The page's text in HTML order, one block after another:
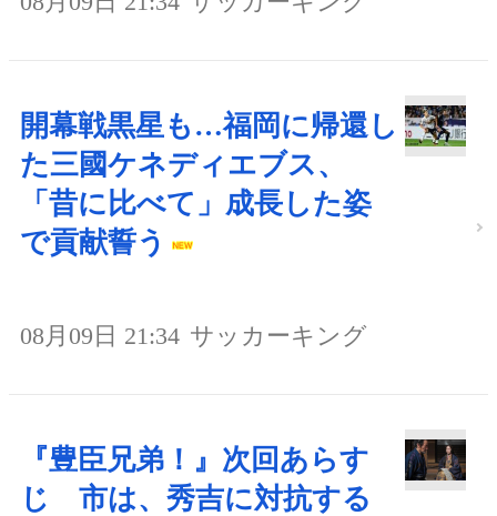
開幕戦黒星も…福岡に帰還し
た三國ケネディエブス、
「昔に比べて」成長した姿
で貢献誓う
08月09日 21:34 サッカーキング
『豊臣兄弟！』次回あらす
じ 市は、秀吉に対抗する